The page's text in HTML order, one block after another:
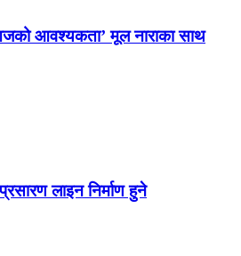
आवश्यकता’ मूल नाराका साथ
लाइन निर्माण हुने